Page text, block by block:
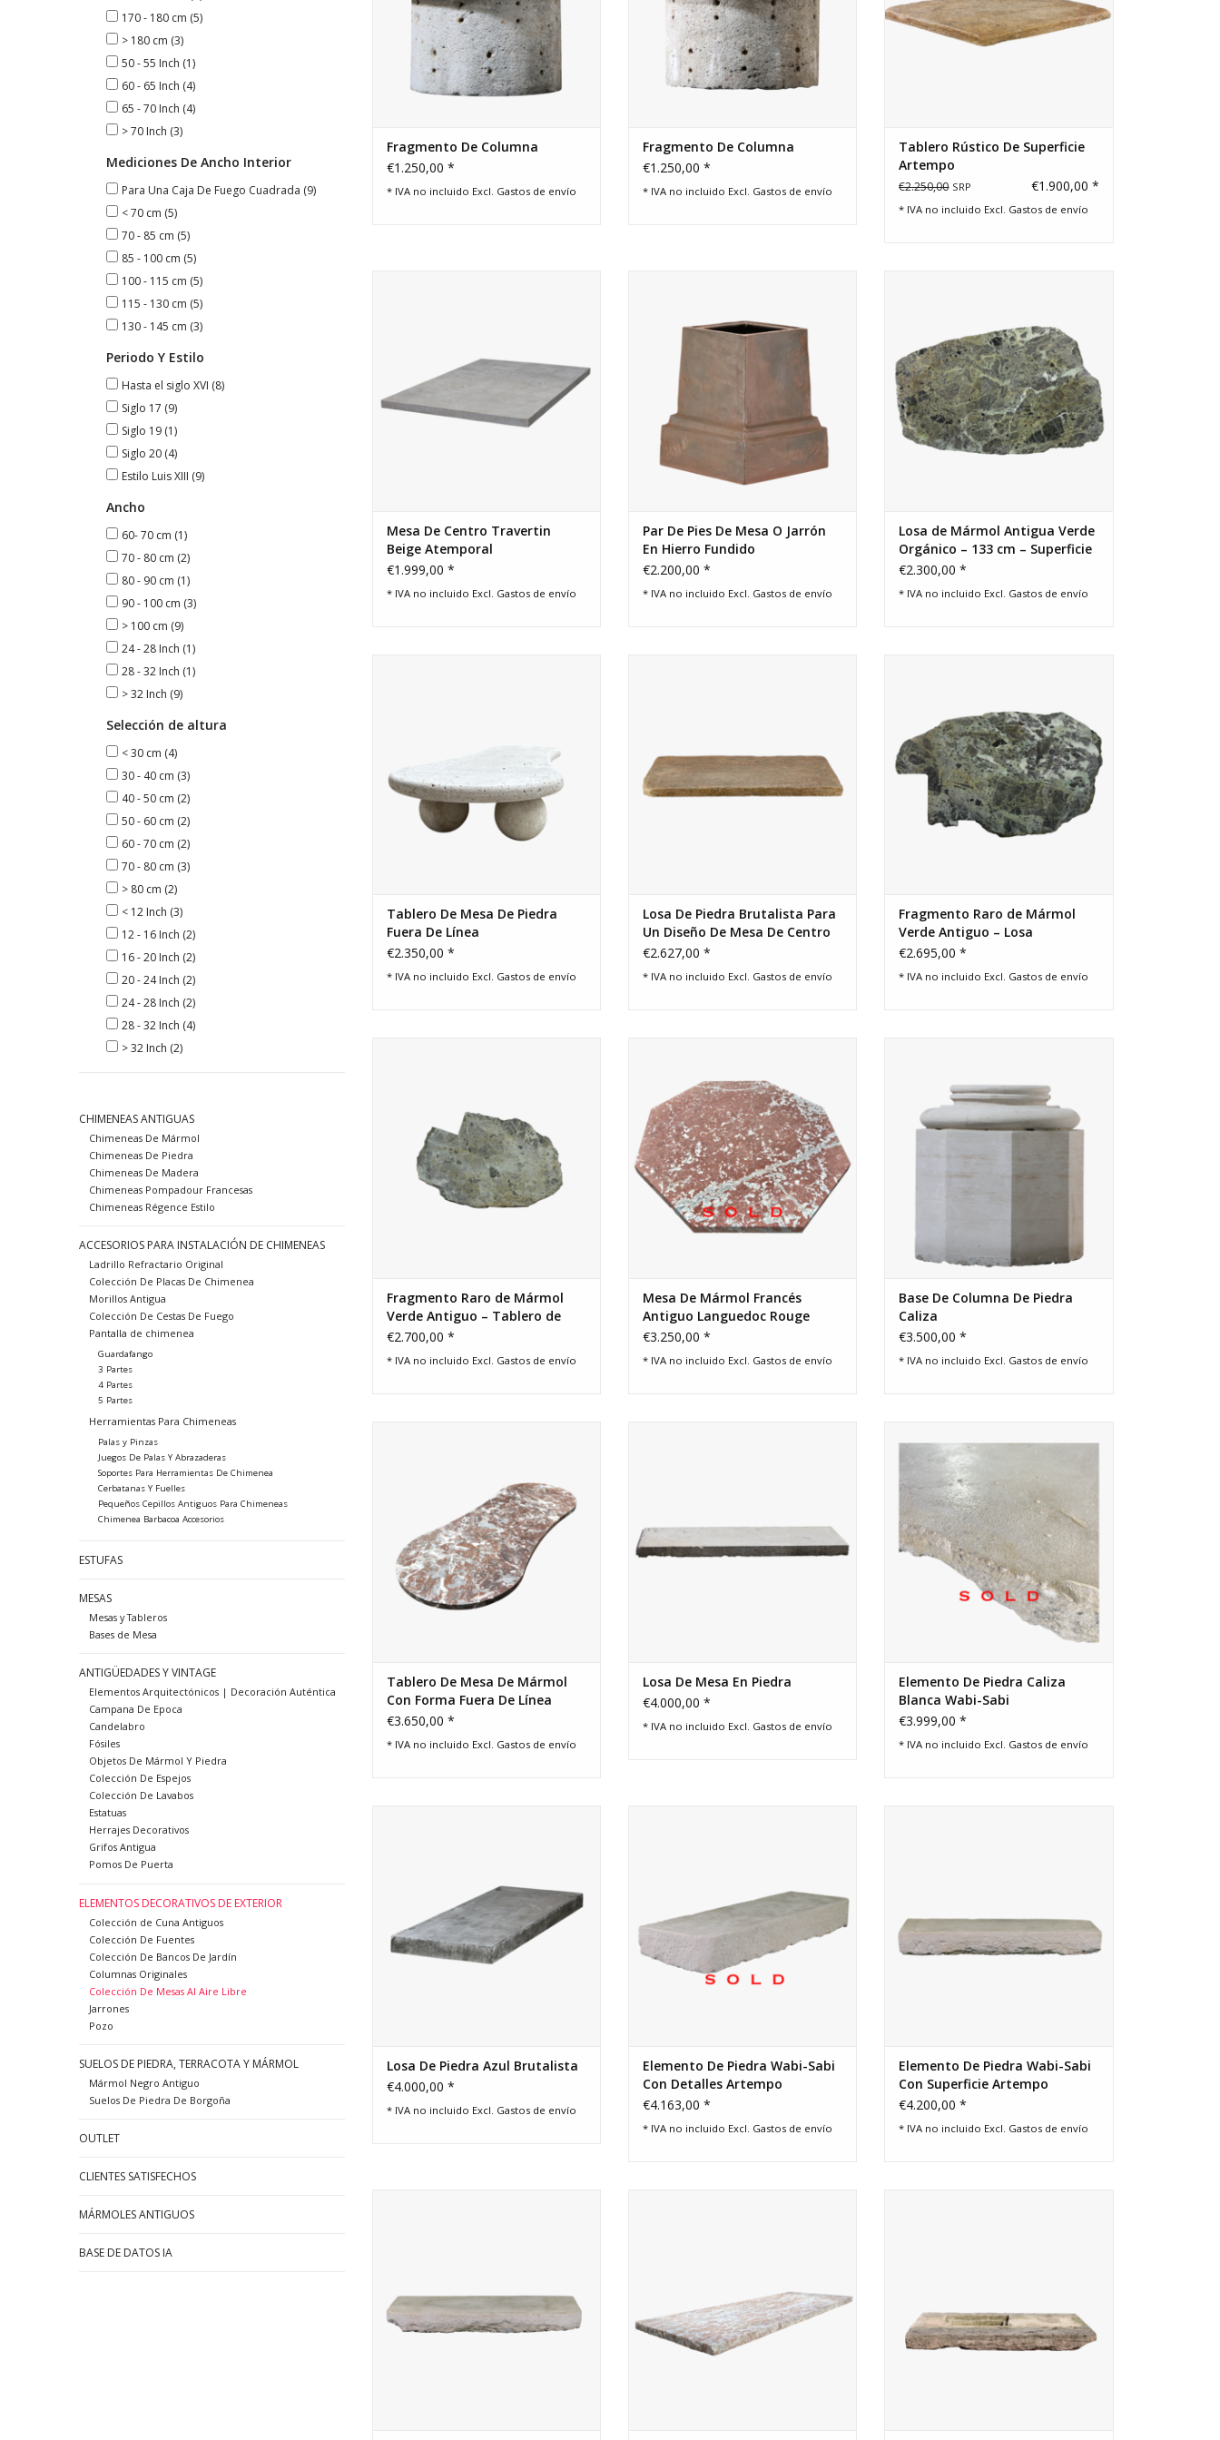
170 - 180 cm (5)
> 180 cm (3)
50 - 55 Inch (1)
60 - 65 Inch (4)
65 - 70 Inch (4)
> 70 Inch (3)
Mediciones De Ancho Interior
Para Una Caja De Fuego Cuadrada (9)
< 70 cm (5)
70 - 85 cm (5)
85 - 100 cm (5)
100 - 115 cm (5)
115 - 130 cm (5)
130 - 145 cm (3)
Periodo Y Estilo
Hasta el siglo XVI (8)
Siglo 17 (9)
Siglo 19 (1)
Siglo 20 (4)
Estilo Luis XIII (9)
Ancho
60- 70 cm (1)
70 - 80 cm (2)
80 - 90 cm (1)
90 - 100 cm (3)
> 100 cm (9)
24 - 28 Inch (1)
28 - 32 Inch (1)
> 32 Inch (9)
Selección de altura
< 30 cm (4)
30 - 40 cm (3)
40 - 50 cm (2)
50 - 60 cm (2)
60 - 70 cm (2)
70 - 80 cm (3)
> 80 cm (2)
< 12 Inch (3)
12 - 16 Inch (2)
16 - 20 Inch (2)
20 - 24 Inch (2)
24 - 28 Inch (2)
28 - 32 Inch (4)
> 32 Inch (2)
CHIMENEAS ANTIGUAS
Chimeneas De Mármol
Chimeneas De Piedra
Chimeneas De Madera
Chimeneas Pompadour Francesas
Chimeneas Régence Estilo
ACCESORIOS PARA INSTALACIÓN DE CHIMENEAS
Ladrillo Refractario Original
Colección De Placas De Chimenea
Morillos Antigua
Colección De Cestas De Fuego
Pantalla de chimenea
Guardafango
3 Partes
4 Partes
5 Partes
Herramientas Para Chimeneas
Palas y Pinzas
Juegos De Palas Y Abrazaderas
Soportes Para Herramientas De Chimenea
Cerbatanas Y Fuelles
Pequeños Cepillos Antiguos Para Chimeneas
Chimenea Barbacoa Accesorios
ESTUFAS
MESAS
Mesas y Tableros
Bases de Mesa
ANTIGÜEDADES Y VINTAGE
Elementos Arquitectónicos | Decoración Auténtica
Campana De Epoca
Candelabro
Fósiles
Objetos De Mármol Y Piedra
Colección De Espejos
Colección De Lavabos
Estatuas
Herrajes Decorativos
Grifos Antigua
Pomos De Puerta
ELEMENTOS DECORATIVOS DE EXTERIOR
Colección de Cuna Antiguos
Colección De Fuentes
Colección De Bancos De Jardín
Columnas Originales
Colección De Mesas Al Aire Libre
Jarrones
Pozo
SUELOS DE PIEDRA, TERRACOTA Y MÁRMOL
Mármol Negro Antiguo
Suelos De Piedra De Borgoña
OUTLET
CLIENTES SATISFECHOS
MÁRMOLES ANTIGUOS
BASE DE DATOS IA
Fragmento De Columna
€1.250,00 *
* IVA no incluido Excl. Gastos de envío
Fragmento De Columna
€1.250,00 *
* IVA no incluido Excl. Gastos de envío
Tablero Rústico De Superficie
Artempo
€2.250,00 SRP €1.900,00 *
* IVA no incluido Excl. Gastos de envío
Mesa De Centro Travertin
Beige Atemporal
€1.999,00 *
* IVA no incluido Excl. Gastos de envío
AÑADIR A LA CESTA
Par De Pies De Mesa O Jarrón
En Hierro Fundido
€2.200,00 *
* IVA no incluido Excl. Gastos de envío
escritorio o arte mural.
AÑADIR A LA CESTA
Losa de Mármol Antigua Verde
Orgánico – 133 cm – Superficie
Envejecida
€2.300,00 *
* IVA no incluido Excl. Gastos de envío
Tablero De Mesa De Piedra
Fuera De Línea
€2.350,00 *
* IVA no incluido Excl. Gastos de envío
Losa De Piedra Brutalista Para
Un Diseño De Mesa De Centro
De Vida Lenta
€2.627,00 *
* IVA no incluido Excl. Gastos de envío
arquitectónica única y lujosa.
AÑADIR A LA CESTA
Fragmento Raro de Mármol
Verde Antiguo – Losa
Escultural 129 cm
€2.695,00 *
* IVA no incluido Excl. Gastos de envío
AÑADIR A LA CESTA
Fragmento Raro de Mármol
Verde Antiguo – Tablero de
Mesa 119 cm
€2.700,00 *
* IVA no incluido Excl. Gastos de envío
Mesa De Mármol Francés
Antiguo Languedoc Rouge
€3.250,00 *
* IVA no incluido Excl. Gastos de envío
base de una mesa o para montar una
obra de arte.
AÑADIR A LA CESTA
Base De Columna De Piedra
Caliza
€3.500,00 *
* IVA no incluido Excl. Gastos de envío
AÑADIR A LA CESTA
Tablero De Mesa De Mármol
Con Forma Fuera De Línea
€3.650,00 *
* IVA no incluido Excl. Gastos de envío
Losa De Mesa En Piedra
€4.000,00 *
* IVA no incluido Excl. Gastos de envío
para sobremesa. Elemento decorativo
estilo Wabi-Sabi.
Elemento De Piedra Caliza
Blanca Wabi-Sabi
€3.999,00 *
* IVA no incluido Excl. Gastos de envío
Losa De Piedra Azul Brutalista
€4.000,00 *
* IVA no incluido Excl. Gastos de envío
Elemento De Piedra Wabi-Sabi
Con Detalles Artempo
€4.163,00 *
* IVA no incluido Excl. Gastos de envío
Elemento De Piedra Wabi-Sabi
Con Superficie Artempo
€4.200,00 *
* IVA no incluido Excl. Gastos de envío